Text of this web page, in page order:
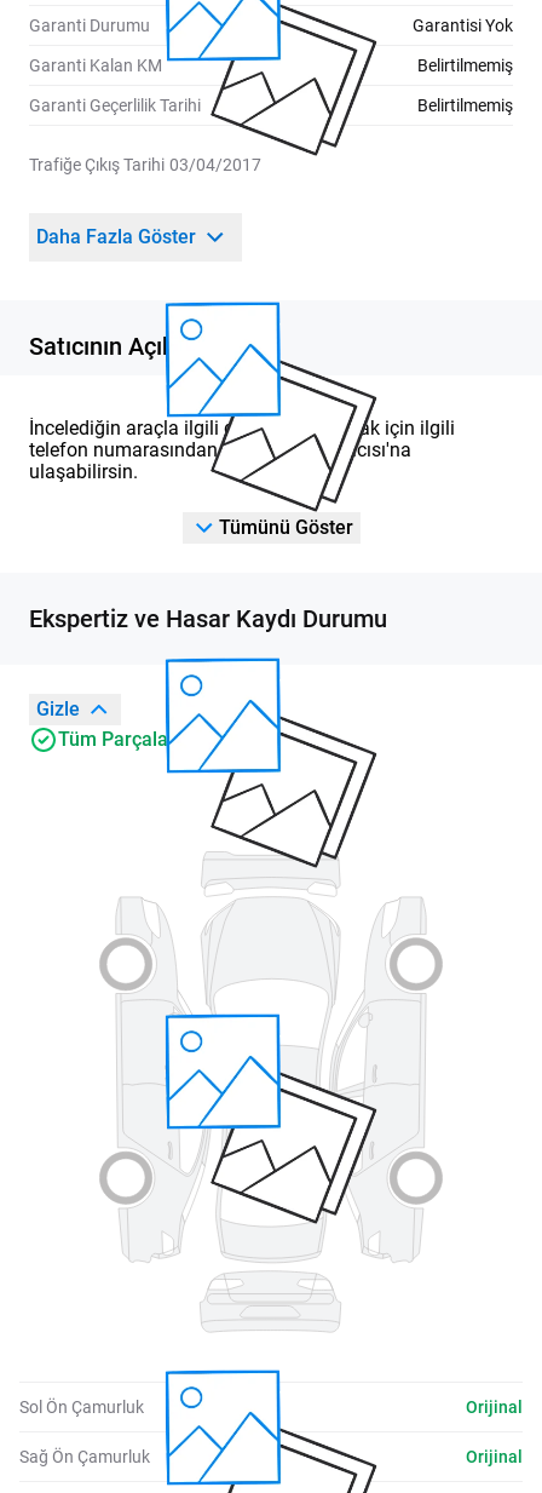
Garanti Durumu Garantisi Yok
Garanti Kalan KM Belirtilmemiş
Garanti Geçerlilik Tarihi Belirtilmemiş
Trafiğe Çıkış Tarihi 03/04/2017
Daha Fazla Göster
Satıcının Açıklaması
İncelediğin araçla ilgili detaylı bilgi almak için ilgili
telefon numarasından DOD Yetkili Satıcısı'na
ulaşabilirsin.
Tümünü Göster
Ekspertiz ve Hasar Kaydı Durumu
Gizle
Tüm Parçalar Orijinal
Sol Ön Çamurluk Orijinal
Sağ Ön Çamurluk Orijinal